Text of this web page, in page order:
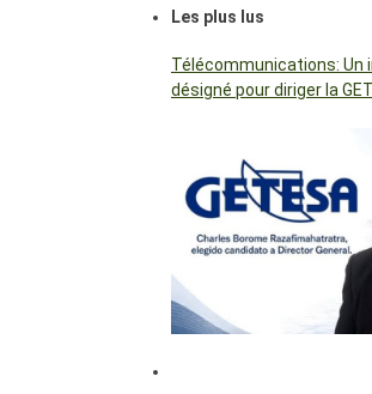
Les plus lus
Télécommunications: Un
désigné pour diriger la